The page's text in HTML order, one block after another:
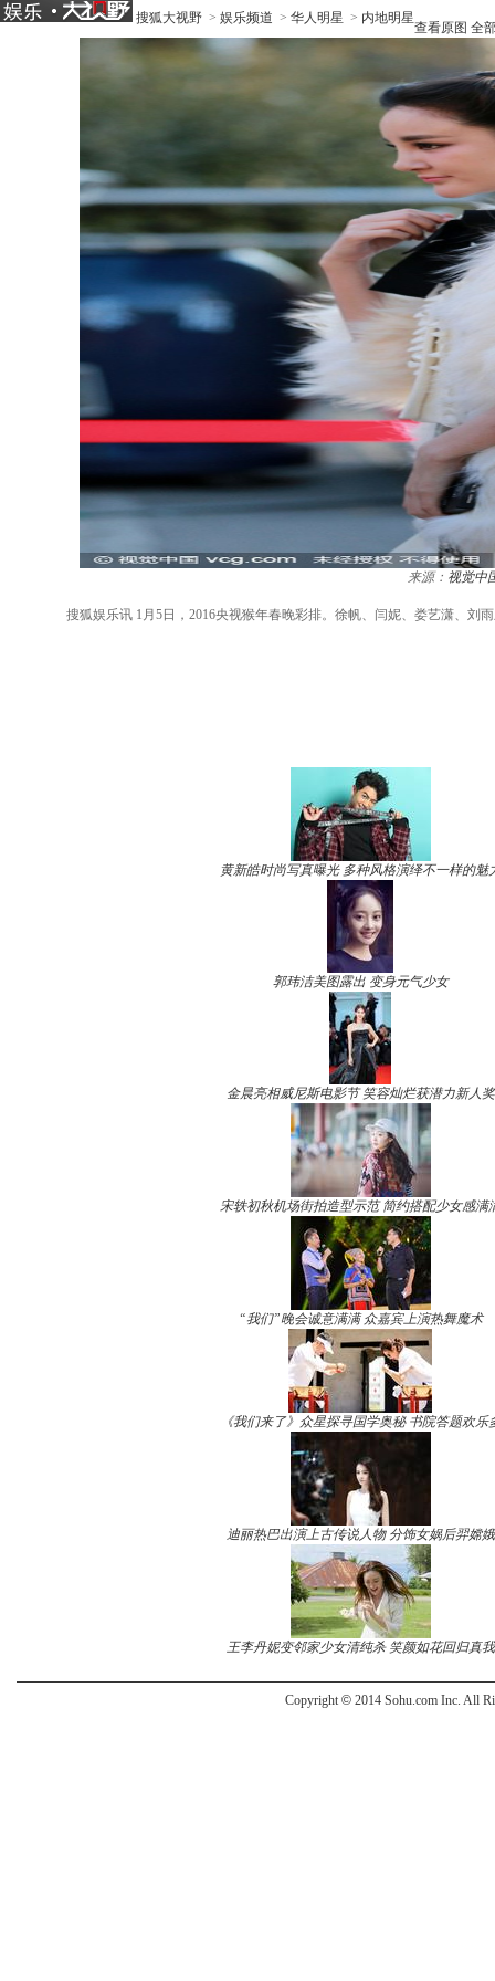
搜狐大视野 > 娱乐频道 > 华人明星 > 内地明星
查看原图 全
来源： 视觉中
搜狐娱乐讯 1月5日，2016央视猴年春晚彩排。徐帆、闫妮、娄艺潇、刘
黄新皓时尚写真曝光 多种风格演绎不一样的魅
郭玮洁美图露出 变身元气少女
金晨亮相威尼斯电影节 笑容灿烂获潜力新人奖
宋轶初秋机场街拍造型示范 简约搭配少女感满
“我们”晚会诚意满满 众嘉宾上演热舞魔术
《我们来了》众星探寻国学奥秘 书院答题欢乐
迪丽热巴出演上古传说人物 分饰女娲后羿嫦娥
王李丹妮变邻家少女清纯杀 笑颜如花回归真我
Copyright © 2014 Sohu.com Inc. All